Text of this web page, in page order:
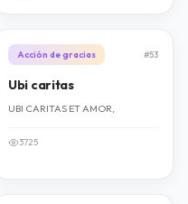
Acción de gracias #53
Ubi caritas
UBI CARITAS ET AMOR,
3725